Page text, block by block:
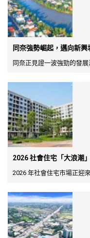
同奈強勢崛起，邁向新興
同奈正見證一波強勁的發
2026 社會住宅「大浪潮
2026 年社會住宅市場正迎